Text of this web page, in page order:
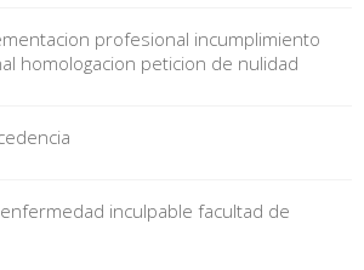
profesional incumplimiento
homologacion peticion de nulidad
inculpable facultad de